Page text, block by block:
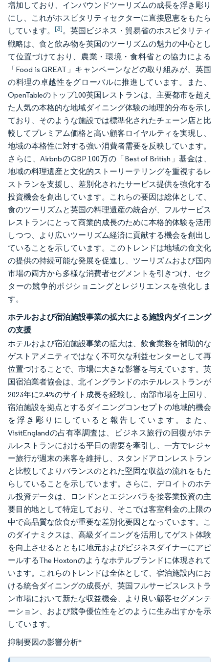
増加しており、インバウンドツーリズムの成長を浮き彫り
にし、これがホスピタリティセクターに直接恩恵をもたら
しています。 [3]。英国ビジネス・貿易省のホスピタリティ
戦略は、食と飲み物を英国のツーリズムの魅力の中心とし
て位置づけており、農業・環境・食料省との協力による
「Food is GREAT」キャンペーンなどの取り組みが、英国
の料理の卓越性をグローバルに推進しています。また、
OpenTableのトップ100英国レストランは、主要都市を超え
た人気の本格的な地域ダイニング体験の地理的分布を示し
ており、そのような施設では標準化されたチェーン店と比
較してプレミアム価格と高い顧客ロイヤルティを実現し、
地域の本格性に対する強い消費者需要を反映しています。
さらに、AirbnbのGBP 100万の「Best of British」基金は、
地域の料理遺産と文化的ストーリーテリングを重視するレ
ストランを支援し、差別化されたサービス提供を強化する
投資機会を創出しています。これらの要因は総体として、
食のツーリズムと英国の料理遺産の統合が、フルサービス
レストランにとって商業的成長のために本格的体験を活用
しつつ、より広いツーリズム経済に貢献する機会を創出し
ていることを示しています。このトレンドは地域の食文化
の提供の持続可能な発展を促進し、ツーリズムおよび国内
市場の両方から多様な消費者セグメントを引きつけ、セク
ターの競争的ポジショニングとレジリエンスを強化しま
す。
ホテルおよび宿泊施設事業の拡大による施設内ダイニング
の支援
ホテルおよび宿泊施設事業の拡大は、飲食業務を補助的な
ゲストアメニティではなく不可欠な利益センターとして再
位置づけることで、市場に大きな影響を与えています。英
国宿泊業者協会は、北イングランドのホテルレストランが
2023年に2.4%のサイト成長を経験し、南部市場を上回り、
宿泊施設を拠点とするダイニングコンセプトの地域的機会
を浮き彫りにしていると報告しています。また、
VisitEnglandの占有率調査は、ビジネス旅行の回復がホテ
ルレストランにおける平日の需要を牽引し、一方でレジャ
ー旅行が週末の来客を維持し、スタンドアロンレストラン
と比較してよりバランスのとれた堅固な収益の流れをもた
らしていることを示しています。さらに、デロイトのホテ
ル投資データは、ロンドンとエジンバラを接客業投資の主
要目的地として特定しており、そこでは客室料金の上限の
中で高品質な飲食が重要な差別化要因となっています。こ
のダイナミクスは、高級ダイニングを活用してゲスト体験
を向上させるとともに地元およびビジネスダイナーにアピ
ールするThe Hoxtonのようなホテルブランドに体現されて
います。これらのトレンドは全体として、宿泊施設内にお
ける統合ダイニングの成長が、英国フルサービスレストラ
ン市場において新たな収益機会、より良い顧客セグメンテ
ーション、および競争優位性をどのように生み出すかを示
しています。
抑制要因の影響分析*